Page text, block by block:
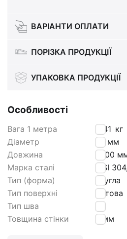
ВАРІАНТИ ОПЛАТИ
ПОРІЗКА ПРОДУКЦІЇ
УПАКОВКА ПРОДУКЦІЇ
Особливості
Вага 1 метра 1,141 кг
Діаметр
25 мм
Довжина
6000
Марка сталі
AISI
Тип (форма)
кругла
Тип поверхні
матова
Тип шва
HF
Товщина стінки
2 мм